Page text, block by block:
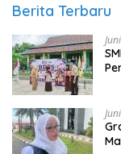
Berita Terbaru